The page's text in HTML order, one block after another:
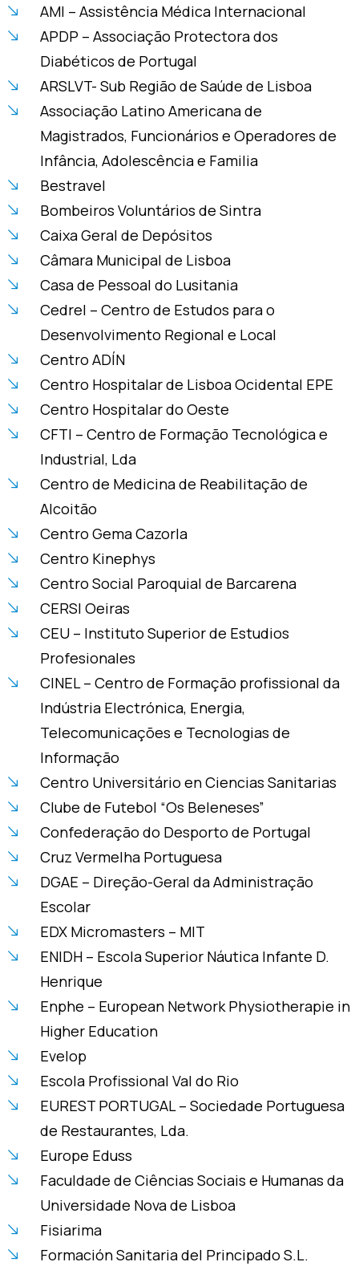
AMI – Assistência Médica Internacional
APDP – Associação Protectora dos
Diabéticos de Portugal
ARSLVT- Sub Região de Saúde de Lisboa
Associação Latino Americana de
Magistrados, Funcionários e Operadores de
Infância, Adolescência e Familia
Bestravel
Bombeiros Voluntários de Sintra
Caixa Geral de Depósitos
Câmara Municipal de Lisboa
Casa de Pessoal do Lusitania
Cedrel – Centro de Estudos para o
Desenvolvimento Regional e Local
Centro ADÍN
Centro Hospitalar de Lisboa Ocidental EPE
Centro Hospitalar do Oeste
CFTI – Centro de Formação Tecnológica e
Industrial, Lda
Centro de Medicina de Reabilitação de
Alcoitão
Centro Gema Cazorla
Centro Kinephys
Centro Social Paroquial de Barcarena
CERSI Oeiras
CEU – Instituto Superior de Estudios
Profesionales
CINEL – Centro de Formação profissional da
Indústria Electrónica, Energia,
Telecomunicações e Tecnologias de
Informação
Centro Universitário en Ciencias Sanitarias
Clube de Futebol “Os Beleneses”
Confederação do Desporto de Portugal
Cruz Vermelha Portuguesa
DGAE – Direção-Geral da Administração
Escolar
EDX Micromasters – MIT
ENIDH – Escola Superior Náutica Infante D.
Henrique
Enphe – European Network Physiotherapie in
Higher Education
Evelop
Escola Profissional Val do Rio
EUREST PORTUGAL – Sociedade Portuguesa
de Restaurantes, Lda.
Europe Eduss
Faculdade de Ciências Sociais e Humanas da
Universidade Nova de Lisboa
Fisiarima
Formación Sanitaria del Principado S.L.